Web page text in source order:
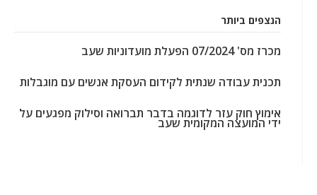
הנצפים ביותר
מכרז מס' 07/2024 הפעלת מועדוניות שעב
תכנית עבודה שנתית לקידום העסקת אנשים עם מוגבלות
אימוץ חוק עזר לדוגמה בדבר תברואה וסילוק מפגעים על
ידי המועצה המקומית שעב